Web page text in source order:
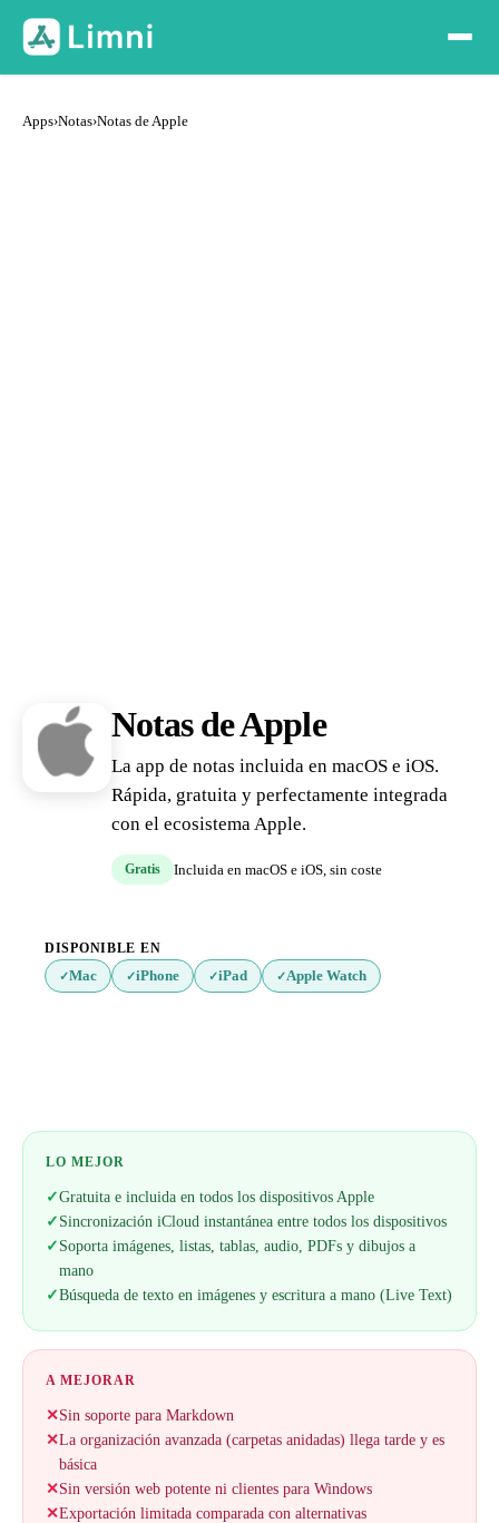
Apps›Notas›Notas de Apple
Notas de Apple
La app de notas incluida en macOS e iOS.
Rápida, gratuita y perfectamente integrada
con el ecosistema Apple.
Gratis Incluida en macOS e iOS, sin coste
DISPONIBLE EN
✓Mac ✓iPhone ✓iPad ✓Apple Watch
LO MEJOR
✓Gratuita e incluida en todos los dispositivos Apple
✓ Sincronización iCloud instantánea entre todos los dispositivos
✓ Soporta imágenes, listas, tablas, audio, PDFs y dibujos a
mano
✓Búsqueda de texto en imágenes y escritura a mano (Live Text)
A MEJORAR
✕Sin soporte para Markdown
✕La organización avanzada (carpetas anidadas) llega tarde y es
básica
✕Sin versión web potente ni clientes para Windows
✕Exportación limitada comparada con alternativas